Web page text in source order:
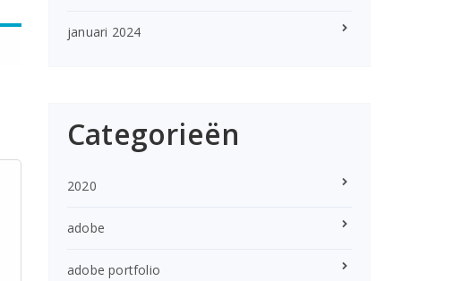
januari 2024
Categorieën
2020
adobe
adobe portfolio